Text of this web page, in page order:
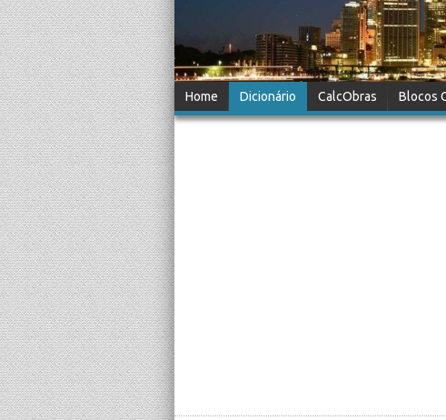
Home Dicionário CalcObras Blocos